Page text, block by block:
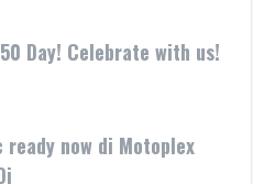
Day! Celebrate with us!
ready now di Motoplex